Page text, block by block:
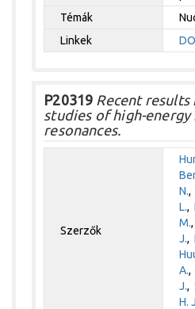
Témák
Linkek
P20319 Recent
studies of high-energy
resonances.
Szerzők
N.
L.,
M.
J.,
A.
J.,
H.